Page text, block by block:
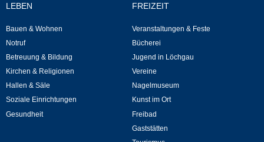
LEBEN
Bauen & Wohnen
Notruf
Betreuung & Bildung
Kirchen & Religionen
Hallen & Säle
Soziale Einrichtungen
Gesundheit
FREIZEIT
Veranstaltungen & Feste
Bücherei
Jugend in Löchgau
Vereine
Nagelmuseum
Kunst im Ort
Freibad
Gaststätten